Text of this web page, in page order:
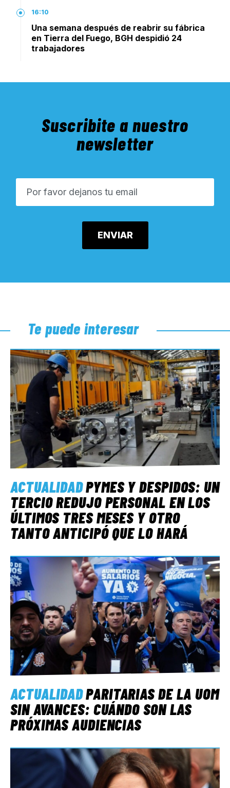
16:10
Una semana después de reabrir su fábrica
en Tierra del Fuego, BGH despidió 24
trabajadores
Suscribite a nuestro
newsletter
Te puede interesar
ACTUALIDADPYMES Y DESPIDOS: UN
TERCIO REDUJO PERSONAL EN LOS
ÚLTIMOS TRES MESES Y OTRO
TANTO ANTICIPÓ QUE LO HARÁ
ACTUALIDADPARITARIAS DE LA UOM
SIN AVANCES: CUÁNDO SON LAS
PRÓXIMAS AUDIENCIAS